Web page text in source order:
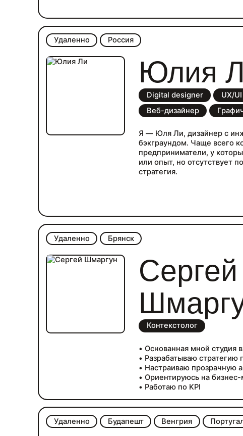
Удаленно Россия
Юлия
Digital designer
UX/
Веб-дизайнер
Я — Юля Ли, дизайнер с
бэкграундом. Чаще всего
предприниматели, у
или опыт, но отсутствует
стратегия.
Удаленно Брянск
Сергей
Контекстолог
• Основанная мной студия
• Разрабатываю стратегию
• Настраиваю прозрачную
• Ориентируюсь на
• Работаю по KPI
Удаленно Будапешт Венгрия